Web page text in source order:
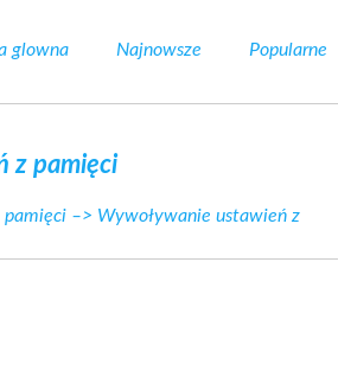
glowna Najnowsze Popularne
z pamięci
pamięci –> Wywoływanie ustawień z